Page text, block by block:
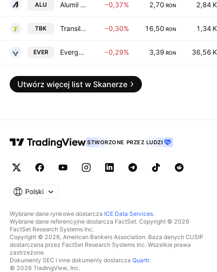
ALU Alumil Rom Industry SA −0,37% 2,70 RON 2,84 K
TBK Transilvania Broker de Asigurare SA −0,30% 16,50 RON 1,34 K
EVER Evergent Investments S.A. −0,29% 3,39 RON 36,56 K
Utwórz więcej list w Skanerze
STWORZONE PRZEZ LUDZI
Polski
Wybrane dane rynkowe dostarcza ICE Data Services.
Wybrane dane referencyjne dostarcza FactSet. Copyright © 2026
FactSet Research Systems Inc.
Copyright © 2026, American Bankers Association. Baza danych CUSIP
dostarczana przez FactSet Research Systems Inc. Wszelkie prawa
zastrzeżone.
Dokumenty SEC i inne dokumenty dostarcza Quartr.
© 2026 TradingView, Inc.